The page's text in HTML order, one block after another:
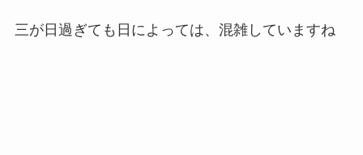
三が日過ぎても日によっては、混雑していますね